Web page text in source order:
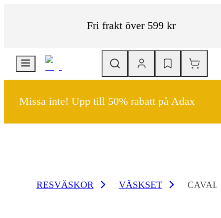
Fri frakt över 599 kr
Missa inte! Upp till 50% rabatt på Adax
RESVÄSKOR VÄSKSET